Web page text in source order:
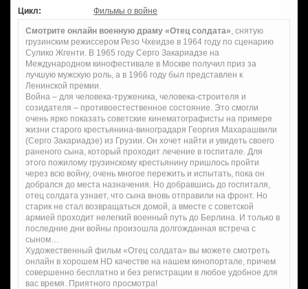
Цикл:
Фильмы о войне
Смотрите онлайн военную драму «Отец солдата» , снятую
грузинским режиссером Резо Чхеидзе в 1964 году по сценарию
Сулико Жгенти. В 1965 году Серго Закариадзе на
Международном кинофестивале в Москве получил приз за
лучшую мужскую роль, а в 1966 году был представлен к
Ленинской премии.
Война – для человека-труженика, человека-строителя и
созидателя – противоестественное состояние. Это смогли
очень ярко показать советские кинематографисты на примере
жизни старого крестьянина-виноградаря Георгия Махарашвили
(Серго Закариадзе) из Грузии. Он хочет найти и увидеть своего
раненого сына, который проходит лечение в госпитале. Для
этого пожилому грузинскому крестьянину пришлось пройти
через всю войну, очень многое пережить и испытать, пока он
добрался до места назначения. Но добравшись до госпиталя,
отец солдата узнает, что сына вновь отправили на фронт. Но
старик не стал возвращаться домой, а вместе с советской
армией проходит нелегкий военный путь до Берлина. И только в
последние дни войны произошла долгожданная встреча с
сыном…
Художественный фильм «Отец солдата» вы можете смотреть
онлайн в хорошем HD качестве на нашем кинопортале, причем
совершенно бесплатно и без регистрации в любое удобное для
вас время. Приятного просмотра!